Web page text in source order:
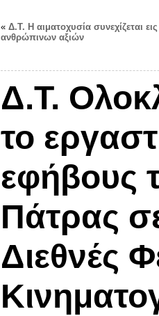
« Δ.Τ. Η αιματοχυσία συνεχίζεται
ανθρώπινων αξιών
Δ.Τ.
το
εφήβους
Πάτρας
Διεθνές